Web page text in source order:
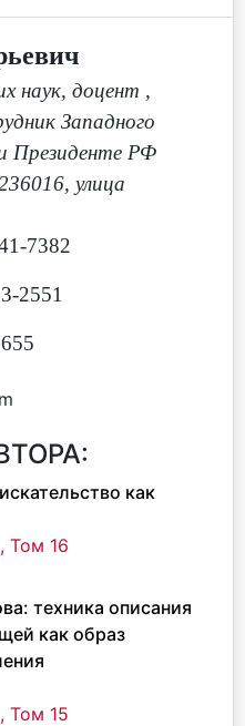
наук, доцент ,
Западного
Президенте РФ
улица
7382
2551
как
Том 16
техника описания
как образ
Том 15